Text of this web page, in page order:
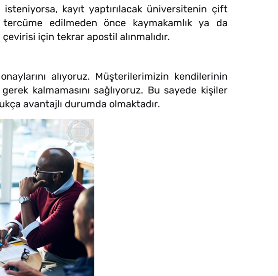
kayıt yaptırılacak üniversitenin çift
edilmeden önce kaymakamlık ya da
için tekrar apostil alınmalıdır.
alıyoruz. Müşterilerimizin kendilerinin
kalmamasını sağlıyoruz. Bu sayede kişiler
avantajlı durumda olmaktadır.